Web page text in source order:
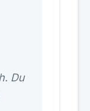
Du